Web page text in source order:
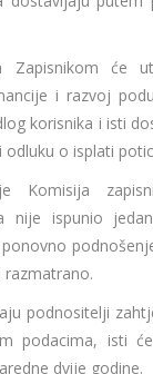
Zapisnikom će
i razvoj
korisnika i isti
odluku o isplati
Komisija
nije ispunio
razmatrano.
podnositelji
podacima, isti
dvije godine.